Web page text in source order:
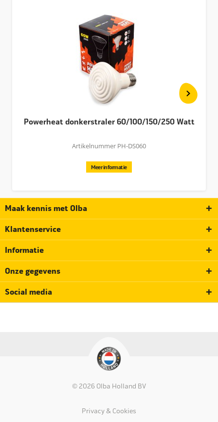
Powerheat donkerstraler 60/100/150/250 Watt
Artikelnummer PH-DS060
Meer informatie
Maak kennis met Olba
Klantenservice
Informatie
Onze gegevens
Social media
© 2026 Olba Holland BV
Privacy & Cookies